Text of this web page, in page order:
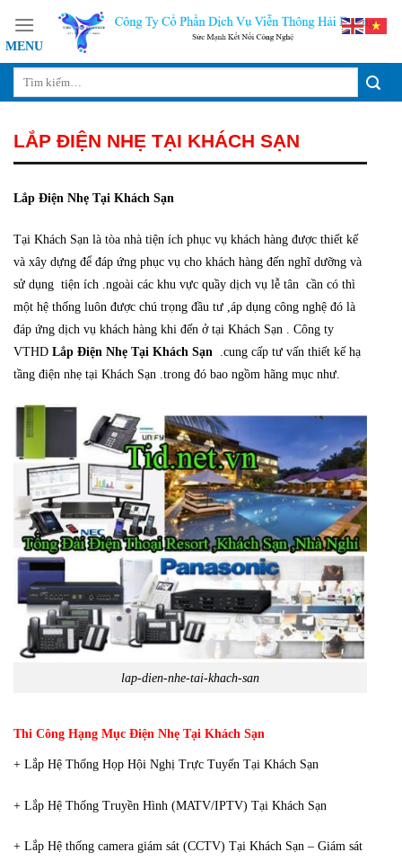
content
LẮP ĐIỆN NHẸ TẠI KHÁCH SẠN
Lắp Điện Nhẹ Tại Khách Sạn
Tại Khách Sạn là tòa nhà tiện ích phục vụ khách hàng được thiết kế
và xây dựng để đáp ứng phục vụ cho khách hàng đến nghĩ dưỡng và
sử dụng tiện ích .ngoài các khu vực quầy dịch vụ lễ tân cần có thì
một hệ thống luôn được chú trọng đầu tư ,áp dụng công nghệ đó là
đáp ứng dịch vụ khách hàng khi đến ở tại Khách Sạn . Công ty
VTHD Lắp Điện Nhẹ Tại Khách Sạn
.cung cấp tư vấn thiết kế hạ
tầng điện nhẹ tại Khách Sạn .trong đó bao ngồm hãng mục như.
lap-dien-nhe-tai-khach-san
Thi Công Hạng Mục Điện Nhẹ Tại Khách Sạn
+ Lắp Hệ Thống Họp Hội Nghị Trực Tuyến Tại Khách Sạn
+ Lắp Hệ Thống Truyền Hình (MATV/IPTV) Tại Khách Sạn
+ Lắp Hệ thống camera giám sát (CCTV) Tại Khách Sạn – Giám sát